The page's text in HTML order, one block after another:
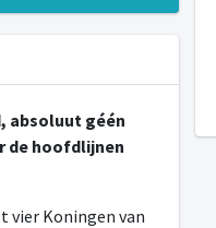
absoluut géén
de hoofdlijnen
vier Koningen van